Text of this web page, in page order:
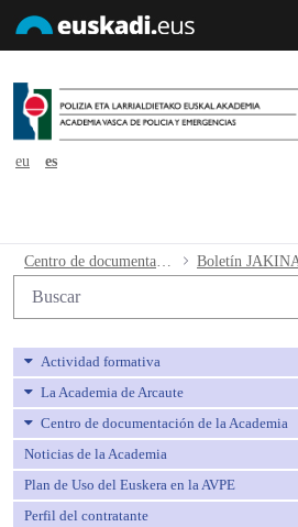
eu
es
Boletín
Búsqueda web
Actividad formativa
La Academia de Arcaute
Centro de documentación de la Academia
Noticias de la Academia
Plan de Uso del Euskera en la AVPE
Perfil del contratante